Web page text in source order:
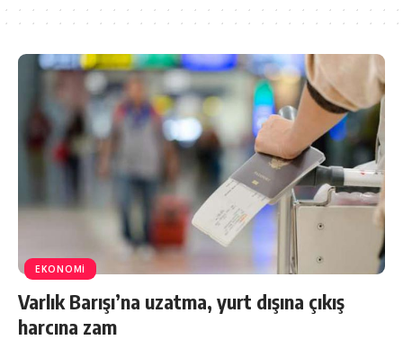
EKONOMİ
Varlık Barışı’na uzatma, yurt dışına çıkış
harcına zam